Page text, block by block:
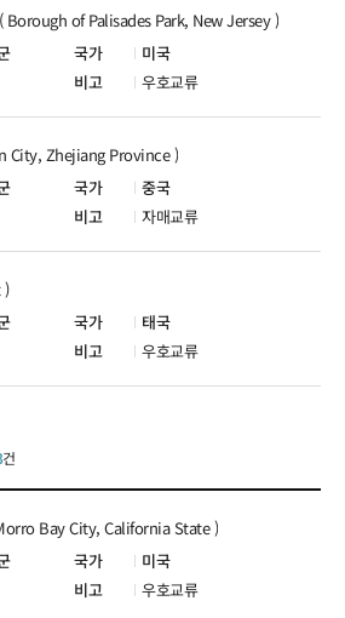
미국
Borough of Palisades Park, New Jersey )
우호교류
중국
City, Zhejiang Province )
자매교류
태국
)
우호교류
건
미국
Bay City, California State )
우호교류